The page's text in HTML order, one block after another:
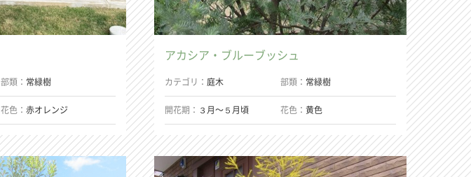
部類 常緑樹
花色 赤オレンジ
アカシア・ブルーブッシュ
カテゴリ 庭木 部類 常緑樹
開花期 ３月〜５月頃 花色 黄色